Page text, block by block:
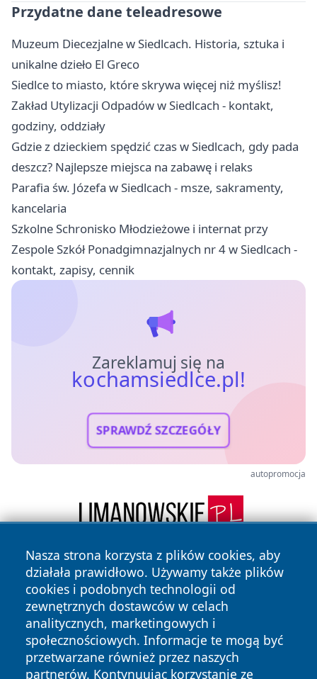
Przydatne dane teleadresowe
Muzeum Diecezjalne w Siedlcach. Historia, sztuka i
unikalne dzieło El Greco
Siedlce to miasto, które skrywa więcej niż myślisz!
Zakład Utylizacji Odpadów w Siedlcach - kontakt,
godziny, oddziały
Gdzie z dzieckiem spędzić czas w Siedlcach, gdy pada
deszcz? Najlepsze miejsca na zabawę i relaks
Parafia św. Józefa w Siedlcach - msze, sakramenty,
kancelaria
Szkolne Schronisko Młodzieżowe i internat przy
Zespole Szkół Ponadgimnazjalnych nr 4 w Siedlcach -
kontakt, zapisy, cennik
Zareklamuj się na
kochamsiedlce.pl!
SPRAWDŹ SZCZEGÓŁY
autopromocja
Nasza strona korzysta z plików cookies, aby
działała prawidłowo. Używamy także plików
cookies i podobnych technologii od
zewnętrznych dostawców w celach
analitycznych, marketingowych i
społecznościowych. Informacje te mogą być
przetwarzane również przez naszych
partnerów. Kontynuując korzystanie ze
Copyright © 2026 kochamsiedlce.pl Wszystkie prawa
zastrzeżone.